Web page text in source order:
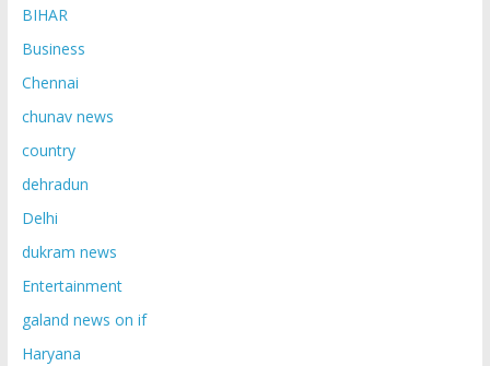
BIHAR
Business
Chennai
chunav news
country
dehradun
Delhi
dukram news
Entertainment
galand news on if
Haryana